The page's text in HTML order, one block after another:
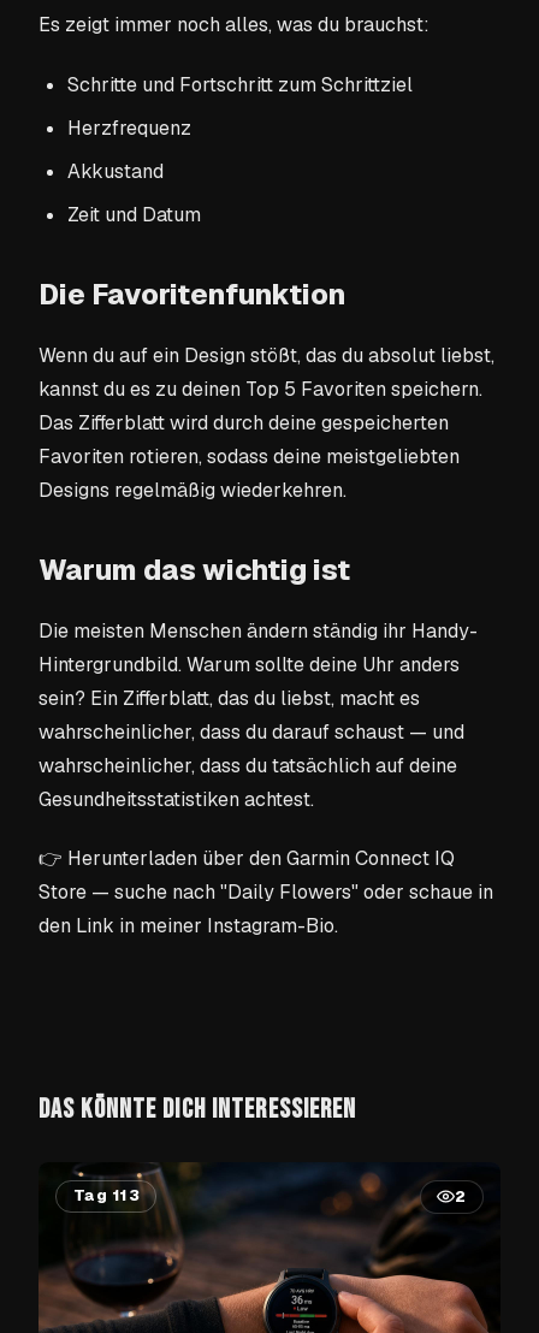
Es zeigt immer noch alles, was du brauchst:
Schritte und Fortschritt zum Schrittziel
Herzfrequenz
Akkustand
Zeit und Datum
Die Favoritenfunktion
Wenn du auf ein Design stößt, das du absolut liebst,
kannst du es zu deinen Top 5 Favoriten speichern.
Das Zifferblatt wird durch deine gespeicherten
Favoriten rotieren, sodass deine meistgeliebten
Designs regelmäßig wiederkehren.
Warum das wichtig ist
Die meisten Menschen ändern ständig ihr Handy-
Hintergrundbild. Warum sollte deine Uhr anders
sein? Ein Zifferblatt, das du liebst, macht es
wahrscheinlicher, dass du darauf schaust — und
wahrscheinlicher, dass du tatsächlich auf deine
Gesundheitsstatistiken achtest.
👉 Herunterladen über den Garmin Connect IQ
Store — suche nach "Daily Flowers" oder schaue in
den Link in meiner Instagram-Bio.
DAS KÖNNTE DICH INTERESSIEREN
Tag 113 2